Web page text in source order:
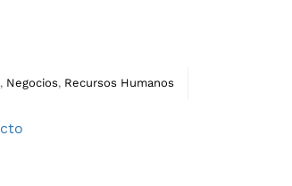
, Negocios, Recursos Humanos